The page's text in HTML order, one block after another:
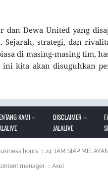
dan Dewa United yang
Sejarah, strategi, dan
di masing-masing tim,
kita akan disuguhkan
KAMI –
DISCLAIMER –
JALALIVE
hours ：24 JAM SIAP
manager ：Axel